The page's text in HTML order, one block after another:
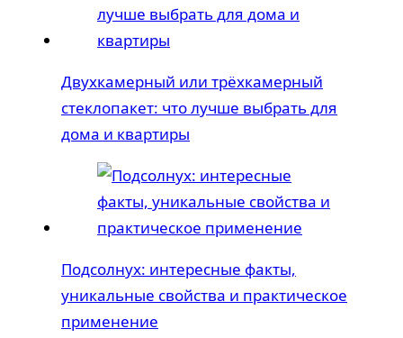
Двухкамерный или трёхкамерный
стеклопакет: что лучше выбрать для
дома и квартиры
Подсолнух: интересные факты,
уникальные свойства и практическое
применение